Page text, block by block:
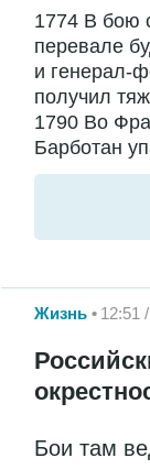
1774 В бою
перевале
и генерал-
получил
1790 Во
Барботан
Жизнь 12:51
Бои там